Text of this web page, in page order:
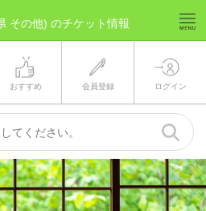
その他) のチケット情報
おすすめ 会員登録 ログイン